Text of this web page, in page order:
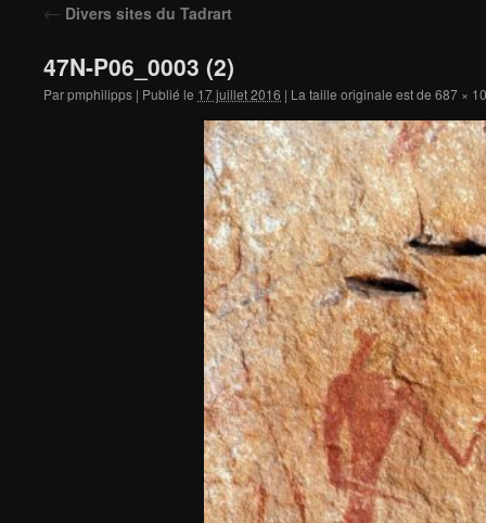
content
← Divers sites du Tadrart
47N-P06_0003 (2)
Parpmphilipps | Publié le 17 juillet 2016 | La taille originale est de 687 ×